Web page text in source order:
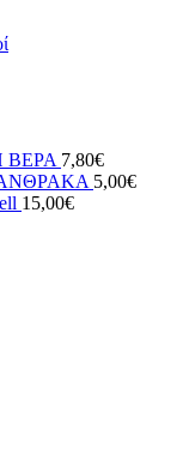
ΒΕΡΑ 7,80€
5,00€
15,00€